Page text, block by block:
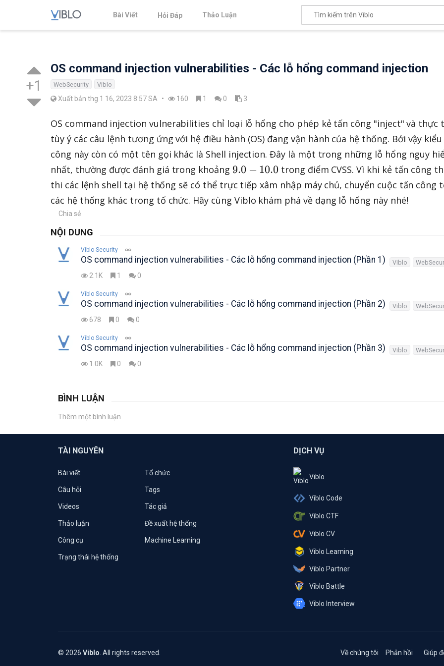
Bài Viết Hỏi Đáp Thảo Luận
+1
OS command injection vulnerabilities - Các lỗ hổng command injection
WebSecurity Viblo
Xuất bản thg 1 16, 2023 8:57 SA • 160 1 0 3
OS command injection vulnerabilities chỉ loại lỗ hổng cho phép kẻ tấn công "inject" và thực
tùy ý các câu lệnh tương ứng với hệ điều hành (OS) đang vận hành của hệ thống. Bởi vậy
công này còn có một tên gọi khác là Shell injection. Đây là một trong những lỗ hổng nguy
nhất, thường được đánh giá trong khoảng 9
.
0
0
0
9.0 − 10.0 trong điểm CVSS. Vì khi kẻ tấn công
thi các lệnh shell tại hệ thống sẽ có thể trực tiếp xâm nhập máy chủ, chuyển cuộc tấn công
các hệ thống khác trong tổ chức. Hãy cùng Viblo khám phá về dạng lỗ hổng này nhé!
Chia sẻ
NỘI DUNG
Viblo Security
OS command injection vulnerabilities - Các lỗ hổng command injection (Phần 1) Viblo
2.1K 1 0
Viblo Security
OS command injection vulnerabilities - Các lỗ hổng command injection (Phần 2) Viblo
678 0 0
Viblo Security
OS command injection vulnerabilities - Các lỗ hổng command injection (Phần 3) Viblo
1.0K 0 0
BÌNH LUẬN
Thêm một bình luận
TÀI NGUYÊN
Bài viết Tổ chức
Câu hỏi Tags
Videos Tác giả
Thảo luận Đề xuất hệ thống
Công cụ Machine Learning
Trạng thái hệ thống
DỊCH VỤ
Viblo
Viblo Code
Viblo CTF
Viblo CV
Viblo Learning
Viblo Partner
Viblo Battle
Viblo Interview
© 2026 Viblo . All rights reserved. Về chúng tôi Phản hồi Giúp